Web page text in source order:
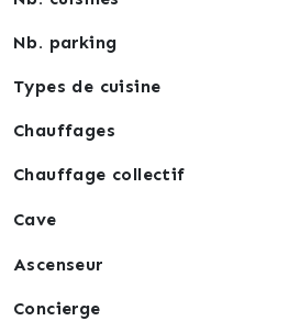
Nb. parking
Types de cuisine
Chauffages
Chauffage collectif
Cave
Ascenseur
Concierge